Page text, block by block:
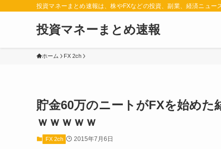
投資マネーまとめ速報は、株やFXなどの投資、副業、経済ニュ
投資マネーまとめ速報
ホーム FX 2ch
貯金60万のニートがFXを始めた
ｗｗｗｗｗ
FX 2ch 2015年7月6日